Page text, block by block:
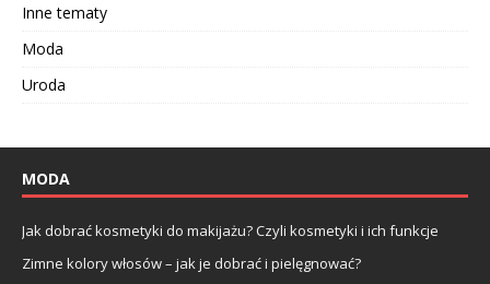
Inne tematy
Moda
Uroda
MODA
Jak dobrać kosmetyki do makijażu? Czyli kosmetyki i ich funkcje
Zimne kolory włosów – jak je dobrać i pielęgnować?